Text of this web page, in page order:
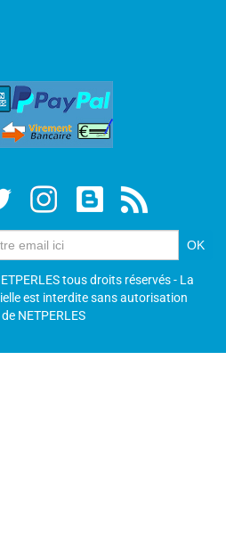
tous droits réservés - La
est interdite sans autorisation
NETPERLES